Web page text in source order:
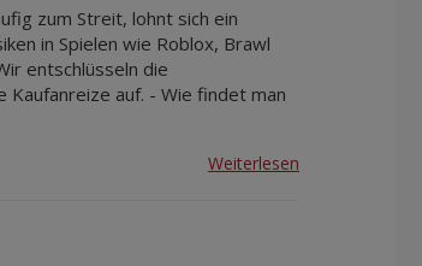
zum Streit, lohnt sich ein
in Spielen wie Roblox, Brawl
entschlüsseln die
Kaufanreize auf. - Wie findet man
Weiterlesen